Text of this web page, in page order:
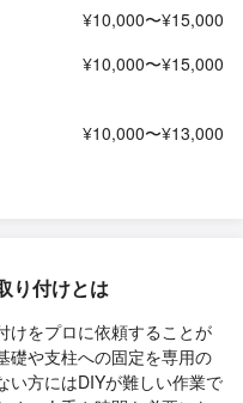
¥10,000〜¥15,000
¥10,000〜¥15,000
¥10,000〜¥13,000
り付けとは
けをプロに依頼することが
礎や支柱への固定を専用の
い方にはDIYが難しい作業で